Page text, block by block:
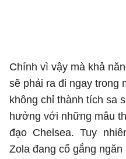
Chính vì vậy mà khả
sẽ phải ra đi ngay trong
không chỉ thành tích sa
hưởng với những mâu
đạo Chelsea. Tuy
Zola đang cố gắng